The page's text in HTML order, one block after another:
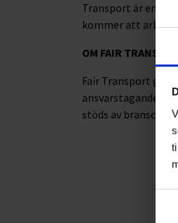
Transport är en
kommer att arbeta
OM FAIR
Fair Transport
ansvarstagande
stöds av bransch-